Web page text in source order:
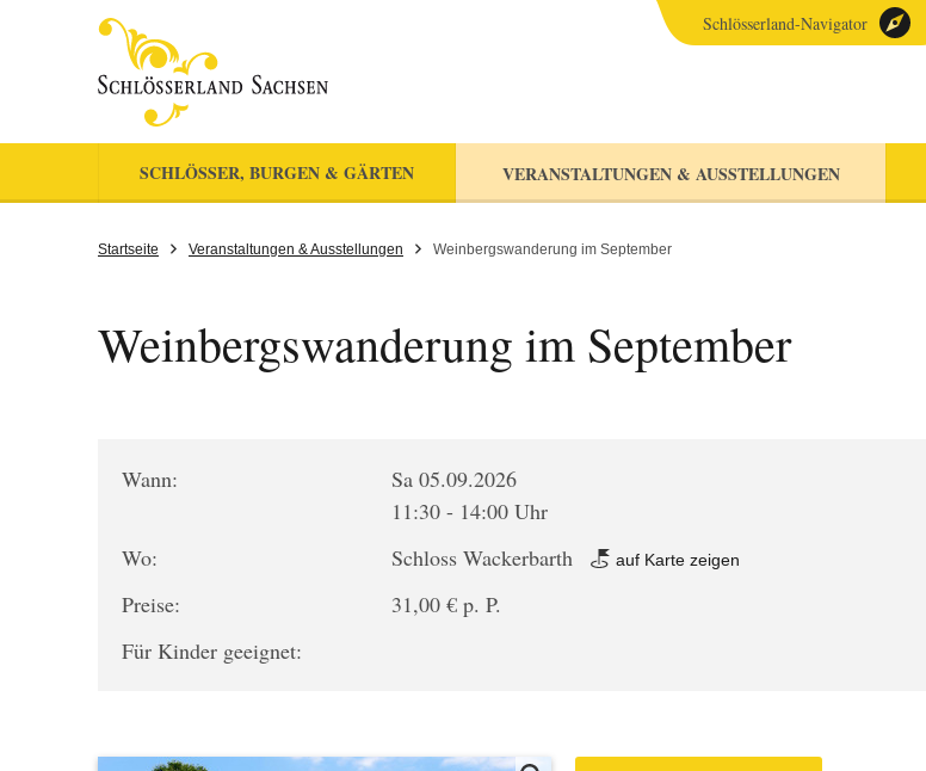
SCHLÖSSER, BURGEN & GÄRTEN VERANSTALTUNGEN & AUSSTELLUNGEN
Schlösserland-Navigator
Startseite Veranstaltungen & Ausstellungen Weinbergswanderung im September
Weinbergswanderung im September
Wann:
Sa 05.09.2026
11:30 - 14:00 Uhr
Wo:
Schloss Wackerbarth auf Karte zeigen
Preise:
31,00 € p. P.
Für Kinder geeignet: